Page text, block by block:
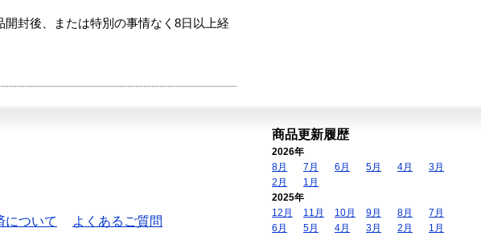
封後、または特別の事情なく8日以上経
について
よくあるご質問
商品更新履歴
2026年
8月
7月 6月 5月 4月
3月
2月
1月
2025年
12月
11月 10月 9月 8月
7月
6月
5月 4月 3月 2月
1月